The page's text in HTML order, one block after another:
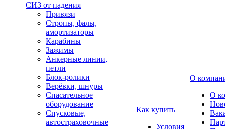
СИЗ от падения
Привязи
Стропы, фалы,
амортизаторы
Карабины
Зажимы
Анкерные линии,
петли
Блок-ролики
Верёвки, шнуры
Спасательное
оборудование
Спусковые,
автостраховочные
Как купить
Условия
О
О